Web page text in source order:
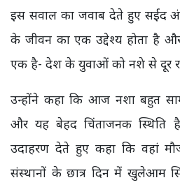
इस सवाल का जवाब देते हुए सईद
के जीवन का एक उद्देश्य होता है
एक है- देश के युवाओं को नशे से दूर
उन्होंने कहा कि आज नशा बहुत
और यह बेहद चिंताजनक स्थिति
उदाहरण देते हुए कहा कि वहां
संस्थानों के छात्र दिन में खुलेआम